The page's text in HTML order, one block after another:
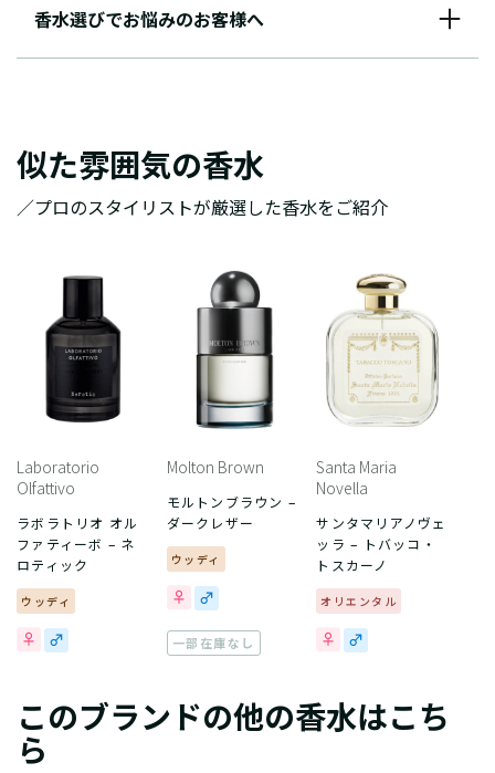
香水選びでお悩みのお客様へ
似た雰囲気の香水
／プロのスタイリストが厳選した香水をご紹介
Laboratorio
Olfattivo
ラボラトリオ オル
ファティーボ – ネ
ロティック
ウッディ
Molton Brown
モルトンブラウン –
ダークレザー
ウッディ
一部在庫なし
Santa Maria
Novella
サンタマリアノヴェ
ッラ – トバッコ・
トスカーノ
オリエンタル
このブランドの他の香水はこち
ら